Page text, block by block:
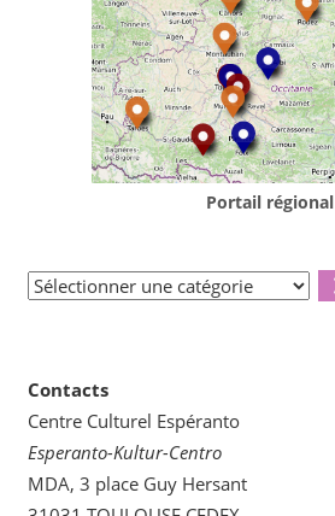
Portail régional
Sélectionner
Contacts
Centre Culturel Espéranto
Esperanto-Kultur-Centro
MDA, 3 place Guy Hersant